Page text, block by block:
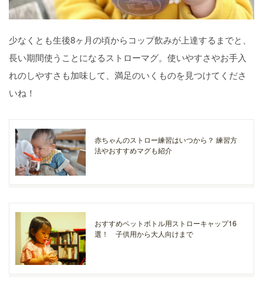
少なくとも生後8ヶ月の頃からコップ飲みが上達するまでと、
長い期間使うことになるストローマグ。使いやすさやお手入
れのしやすさも加味して、満足のいくものを見つけてくださ
いね！
赤ちゃんのストロー練習はいつから？ 練習方
法やおすすめマグも紹介
おすすめペットボトル用ストローキャップ16
選！ 子供用から大人向けまで